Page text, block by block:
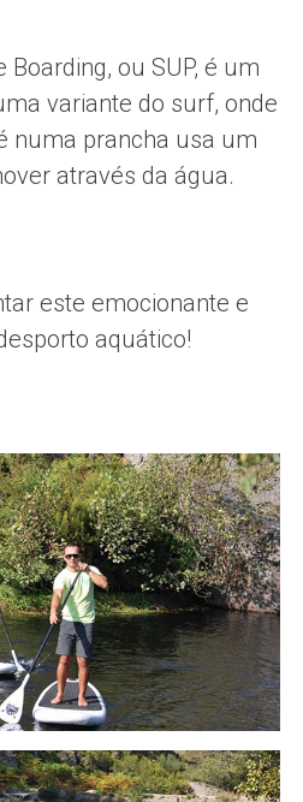
Boarding, ou SUP, é um
variante do surf, onde
numa prancha usa um
através da água.
este emocionante e
aquático!